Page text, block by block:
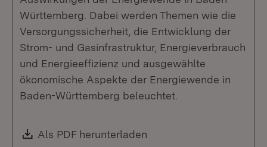
Württemberg. Dabei werden Themen wie die
Versorgungssicherheit, die Entwicklung der
Strom- und Gasinfrastruktur, Energieverbrauch
und Energieeffizienz und ausgewählte
ökonomische Aspekte der Energiewende in
Baden-Württemberg beleuchtet.
Download:
Als PDF herunterladen